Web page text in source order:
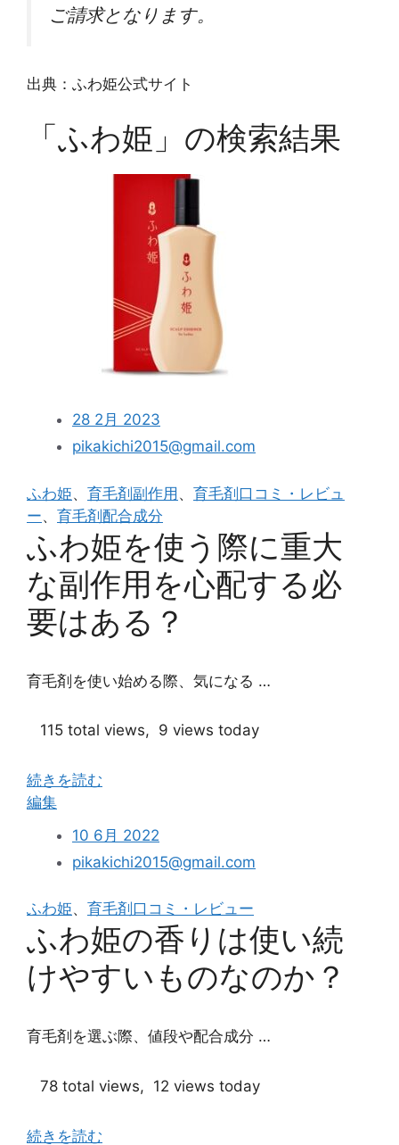
ご請求となります。
出典：ふわ姫公式サイト
「ふわ姫」の検索結果
28 2月 2023
pikakichi2015@gmail.com
ふわ姫、 育毛剤副作用 、 育毛剤口コミ・レビュ
ー、 育毛剤配合成分
ふわ姫を使う際に重大
な副作用を心配する必
要はある？
育毛剤を使い始める際、気になる …
115 total views, 9 views today
続きを読む
編集“ふ
を
う
際
に
重
な
副
用
心
10 6月 2022
pikakichi2015@gmail.com
ふわ姫、 育毛剤口コミ・レビュー
ふわ姫の香りは使い続
けやすいものなのか？
育毛剤を選ぶ際、値段や配合成分 …
78 total views, 12 views today
続きを読む